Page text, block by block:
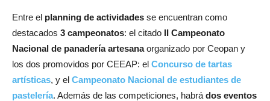
Entre el planning de actividades se encuentran como
destacados 3 campeonatos: el citado II Campeonato
Nacional de panadería artesanaorganizado por Ceopan y
los dos promovidos por CEEAP: el Concurso de tartas
artísticas, y el Campeonato Nacional de estudiantes de
pastelería. Además de las competiciones, habrá dos eventos